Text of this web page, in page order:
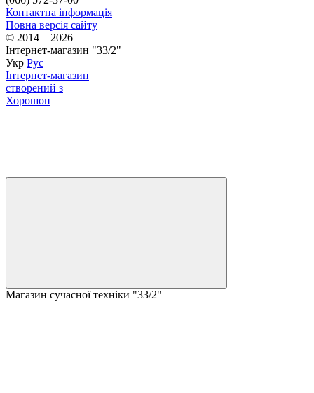
Контактна інформація
Повна версія сайту
© 2014—2026
Інтернет-магазин "33/2"
Укр Рус
Інтернет-магазин
створений з
Хорошоп
Магазин сучасної техніки "33/2"